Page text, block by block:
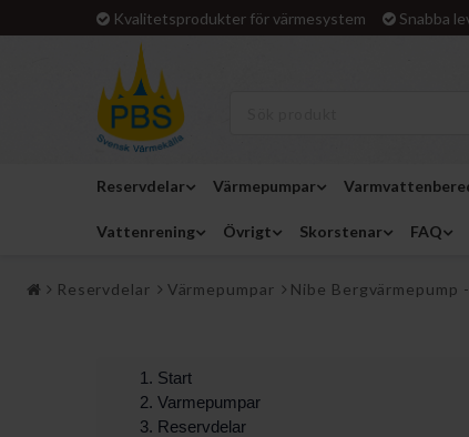
Kvalitetsprodukter för värmesystem Snabba
Reservdelar Värmepumpar
Vattenrening Övrigt Skorstenar FAQ
Reservdelar Värmepumpar Nibe Bergvärmepump
Start
Varmepumpar
Reservdelar